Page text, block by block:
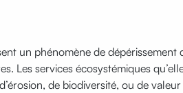
un phénomène de
Les services écosystémiques
de biodiversité, ou de